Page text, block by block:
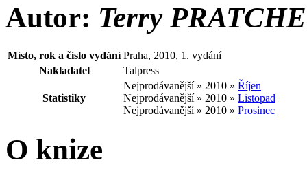
Autor: Terry
Místo, rok a číslo vydání Praha, 2010, 1. vydání
Nakladatel
Talpress
Statistiky
Nejprodávanější » 2010 » Říjen
Nejprodávanější » 2010 » Listopad
Nejprodávanější » 2010 » Prosinec
O knize